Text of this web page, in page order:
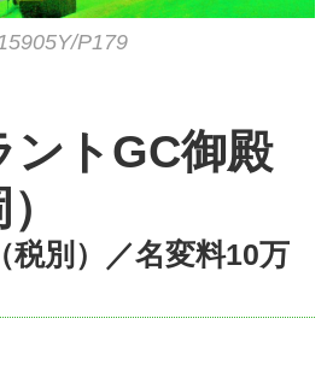
P179
ントGC御殿
税別）／名変料10万